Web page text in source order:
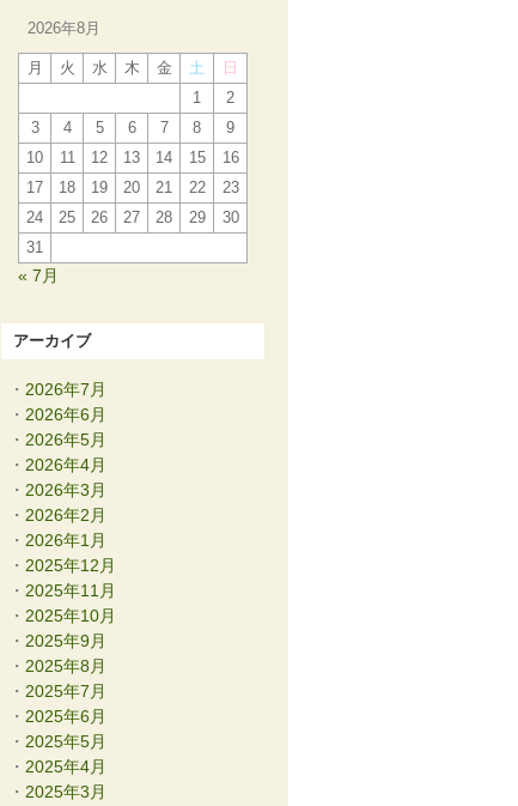
2026年8月
月 火 水 木 金 土
日
1
2
3
4 5 6 7 8
9
10
11 12 13 14 15
16
17
18 19 20 21 22
23
24
25 26 27 28 29
30
31
« 7月
アーカイブ
2026年7月
2026年6月
2026年5月
2026年4月
2026年3月
2026年2月
2026年1月
2025年12月
2025年11月
2025年10月
2025年9月
2025年8月
2025年7月
2025年6月
2025年5月
2025年4月
2025年3月